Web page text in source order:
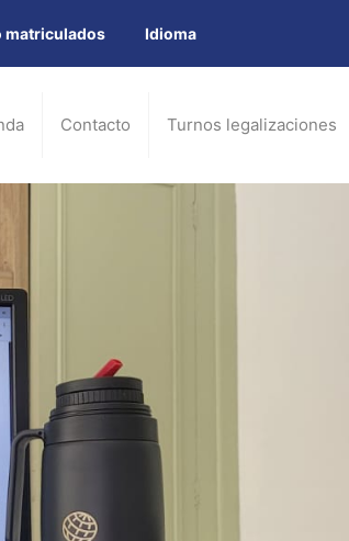
matriculados Idioma
Contacto Turnos legalizaciones